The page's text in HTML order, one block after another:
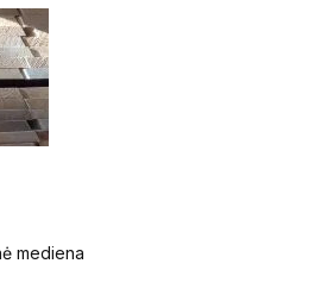
mediena